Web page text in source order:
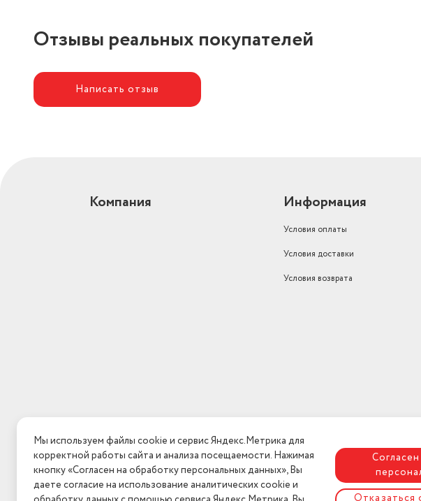
Отзывы реальных покупателей
Написать отзыв
Компания Информация
Условия оплаты
Условия доставки
Условия возврата
Мы используем файлы cookie и сервис Яндекс.Метрика для
корректной работы сайта и анализа посещаемости. Нажимая
кнопку «Согласен на обработку персональных данных», Вы
даете согласие на использование аналитических cookie и
Отказаться